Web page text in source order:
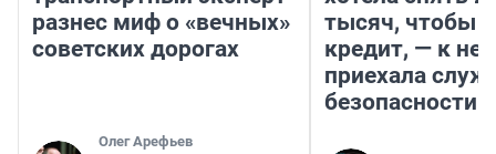
разнес миф о «вечных»
советских дорогах
Олег Арефьев
тысяч, чтобы
кредит, — к
приехала
безопасности